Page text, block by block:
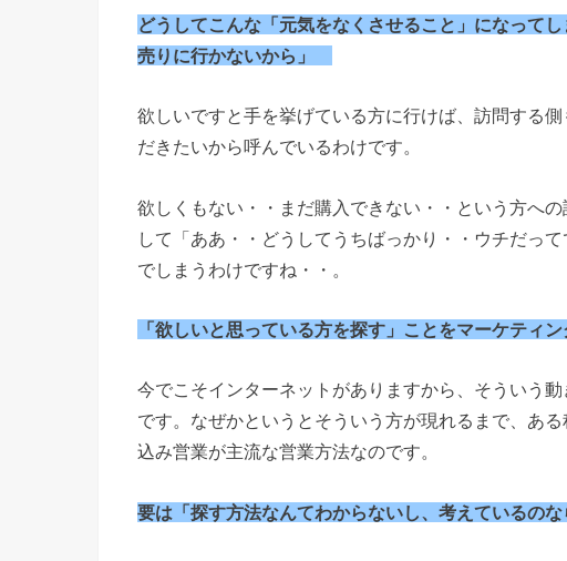
どうしてこんな「元気をなくさせること」になって
売りに行かないから」
欲しいですと手を挙げている方に行けば、訪問する
だきたいから呼んでいるわけです。
欲しくもない・・まだ購入できない・・という方へ
して「ああ・・どうしてうちばっかり・・ウチだっ
でしまうわけですね・・。
「欲しいと思っている方を探す」ことをマーケティ
今でこそインターネットがありますから、そういう
です。なぜかというとそういう方が現れるまで、あ
込み営業が主流な営業方法なのです。
要は「探す方法なんてわからないし、考えているの